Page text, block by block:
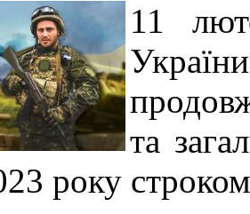
11
та
року